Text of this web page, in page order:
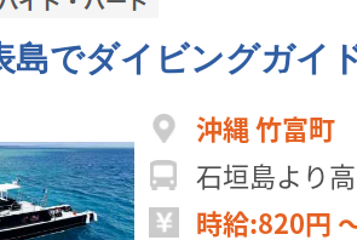
島でダイビングガイ
沖縄 竹富町
石垣島より
時給:820円